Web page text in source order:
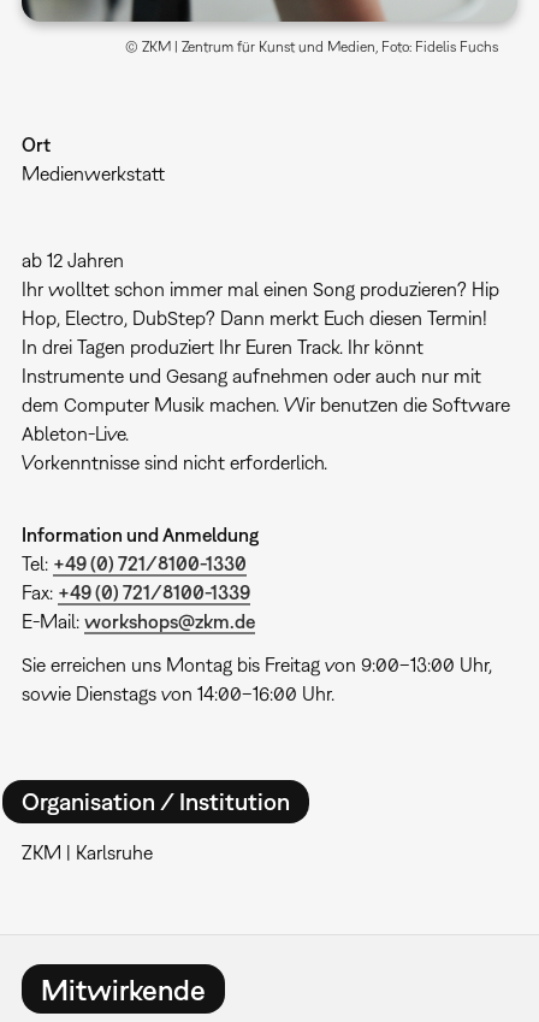
© ZKM | Zentrum für Kunst und Medien, Foto: Fidelis Fuchs
Ort
Medienwerkstatt
ab 12 Jahren
Ihr wolltet schon immer mal einen Song produzieren? Hip
Hop, Electro, DubStep? Dann merkt Euch diesen Termin!
In drei Tagen produziert Ihr Euren Track. Ihr könnt
Instrumente und Gesang aufnehmen oder auch nur mit
dem Computer Musik machen. Wir benutzen die Software
Ableton-Live.
Vorkenntnisse sind nicht erforderlich.
Information und Anmeldung
Tel: +49 (0) 721/8100-1330
Fax: +49 (0) 721/8100-1339
E-Mail: workshops@zkm.de
Sie erreichen uns Montag bis Freitag von 9:00–13:00 Uhr,
sowie Dienstags von 14:00–16:00 Uhr.
Organisation / Institution
ZKM | Karlsruhe
Mitwirkende